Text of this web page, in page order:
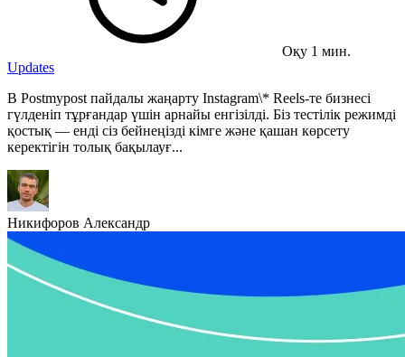
Оқу 1 мин.
Updates
В Postmypost пайдалы жаңарту Instagram\* Reels-те бизнесі
гүлденіп тұрғандар үшін арнайы енгізілді. Біз тестілік режимді
қостық — енді сіз бейнеңізді кімге және қашан көрсету
керектігін толық бақылауғ...
Никифоров Александр